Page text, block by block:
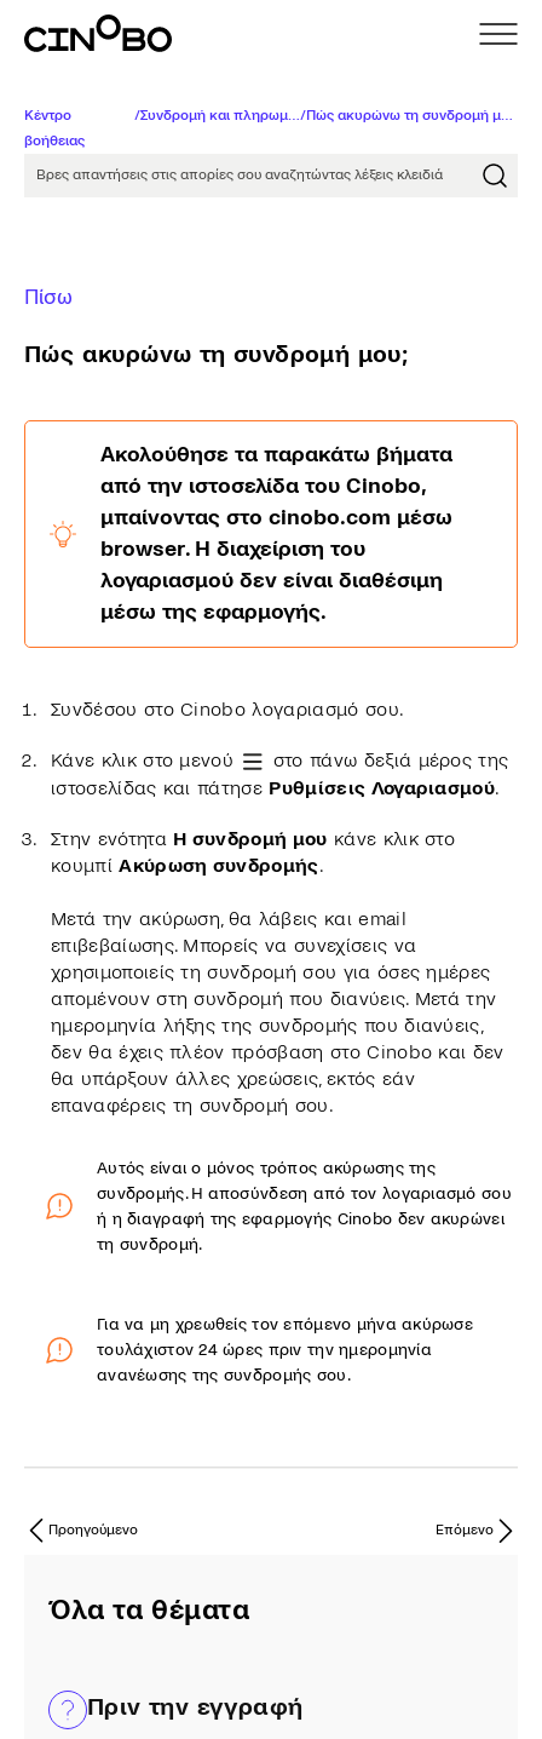
Κέντρο
βοήθειας
/ Συνδρομή και πληρωμές/ Πώς ακυρώνω τη συνδρομή μου;
Βρες απαντήσεις στις απορίες σου αναζητώντας
Όλα τα θέματα
Πριν την εγγραφή
Πίσω
Πώς ακυρώνω τη συνδρομή μου;
Ακολούθησε τα παρακάτω βήματα
από την ιστοσελίδα του Cinobo,
μπαίνοντας στο cinobo.com μέσω
browser. H διαχείριση του
λογαριασμού δεν είναι διαθέσιμη
μέσω της εφαρμογής.
Συνδέσου στο Cinobo λογαριασμό σου.
Κάνε κλικ στο μενού
στο πάνω δεξιά μέρος της
ιστοσελίδας και πάτησε Ρυθμίσεις Λογαριασμού.
Στην ενότητα Η συνδρομή μου κάνε κλικ στο
κουμπίΑκύρωση συνδρομής.
Μετά την ακύρωση, θα λάβεις και email
επιβεβαίωσης. Μπορείς να συνεχίσεις να
χρησιμοποιείς τη συνδρομή σου για όσες ημέρες
απομένουν στη συνδρομή που διανύεις. Μετά την
ημερομηνία λήξης της συνδρομής που διανύεις,
δεν θα έχεις πλέον πρόσβαση στο Cinobo και δεν
θα υπάρξουν άλλες χρεώσεις, εκτός εάν
επαναφέρεις τη συνδρομή σου.
Αυτός είναι ο μόνος τρόπος ακύρωσης της
συνδρομής. Η αποσύνδεση από τον λογαριασμό σου
ή η διαγραφή της εφαρμογής Cinobo δεν ακυρώνει
τη συνδρομή.
Για να μη χρεωθείς τον επόμενο μήνα ακύρωσε
τουλάχιστον 24 ώρες πριν την ημερομηνία
ανανέωσης της συνδρομής σου.
Προηγούμενο Επόμενο